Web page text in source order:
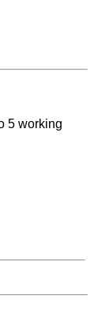
5 working